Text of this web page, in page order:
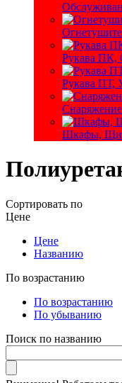
Рукава ПК,
Рукава ПТ,
Шкафы,
Сортировать по
Цене
Цене
Названию
По возрастанию
По возрастанию
По убыванию
Поиск по названию